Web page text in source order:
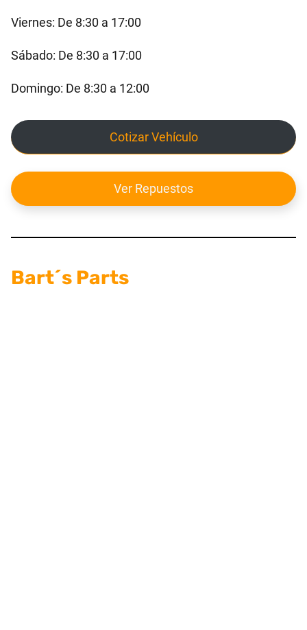
Viernes: De 8:30 a 17:00
Sábado: De 8:30 a 17:00
Domingo: De 8:30 a 12:00
Cotizar Vehículo
Ver Repuestos
Bart´s Parts